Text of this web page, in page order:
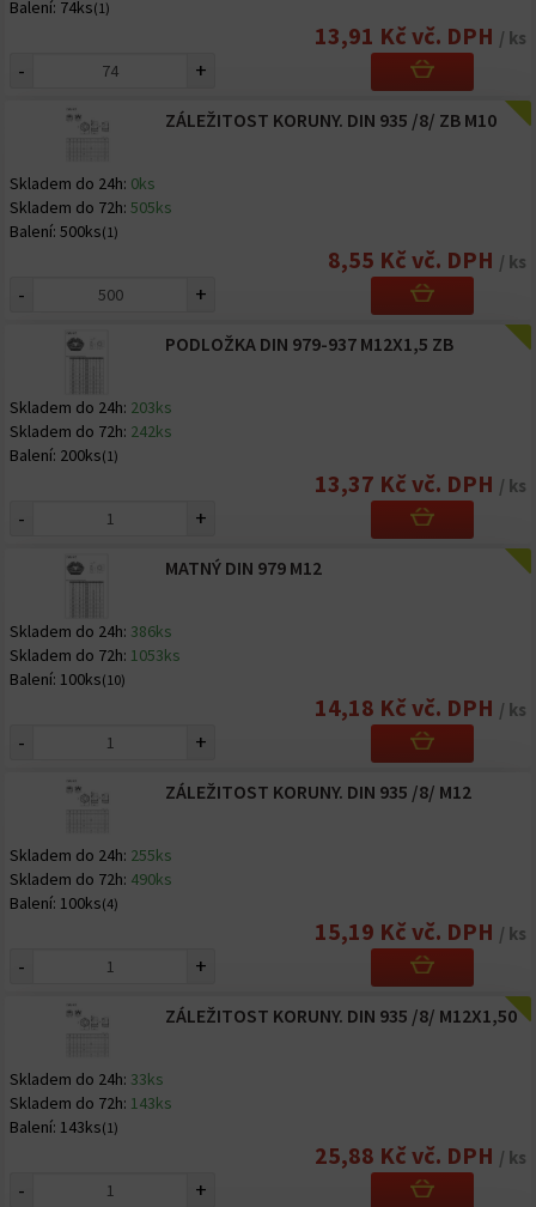
Balení: 74ks(1)
13,91 Kč vč. DPH / ks
- +
ZÁLEŽITOST KORUNY. DIN 935 /8/ ZB M10
Skladem do 24h: 0ks
Skladem do 72h: 505ks
Balení: 500ks(1)
8,55 Kč vč. DPH / ks
- +
PODLOŽKA DIN 979-937 M12X1,5 ZB
Skladem do 24h: 203ks
Skladem do 72h: 242ks
Balení: 200ks(1)
13,37 Kč vč. DPH / ks
- +
MATNÝ DIN 979 M12
Skladem do 24h: 386ks
Skladem do 72h: 1053ks
Balení: 100ks(10)
14,18 Kč vč. DPH / ks
- +
ZÁLEŽITOST KORUNY. DIN 935 /8/ M12
Skladem do 24h: 255ks
Skladem do 72h: 490ks
Balení: 100ks(4)
15,19 Kč vč. DPH / ks
- +
ZÁLEŽITOST KORUNY. DIN 935 /8/ M12X1,50
Skladem do 24h: 33ks
Skladem do 72h: 143ks
Balení: 143ks(1)
25,88 Kč vč. DPH / ks
- +